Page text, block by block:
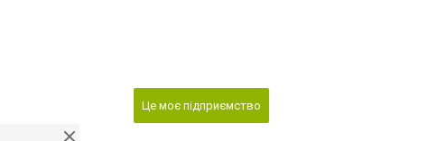
Це моє підприємство